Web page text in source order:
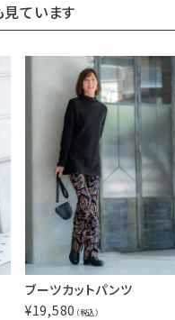
ています
ブーツカットパンツ
¥19,580 （税込）